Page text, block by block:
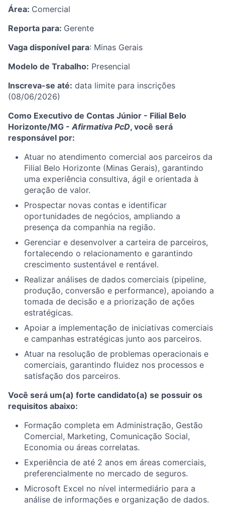
Área: Comercial
Reporta para: Gerente
Vaga disponível para: Minas Gerais
Modelo de Trabalho: Presencial
Inscreva-se até: data limite para inscrições
(08/06/2026)
Como Executivo de Contas Júnior - Filial Belo
Horizonte/MG -Afirmativa PcD, você será
responsável por:
Atuar no atendimento comercial aos parceiros da
Filial Belo Horizonte (Minas Gerais), garantindo
uma experiência consultiva, ágil e orientada à
geração de valor.
Prospectar novas contas e identificar
oportunidades de negócios, ampliando a
presença da companhia na região.
Gerenciar e desenvolver a carteira de parceiros,
fortalecendo o relacionamento e garantindo
crescimento sustentável e rentável.
Realizar análises de dados comerciais (pipeline,
produção, conversão e performance), apoiando a
tomada de decisão e a priorização de ações
estratégicas.
Apoiar a implementação de iniciativas comerciais
e campanhas estratégicas junto aos parceiros.
Atuar na resolução de problemas operacionais e
comerciais, garantindo fluidez nos processos e
satisfação dos parceiros.
Você será um(a) forte candidato(a) se possuir os
requisitos abaixo:
Formação completa em Administração, Gestão
Comercial, Marketing, Comunicação Social,
Economia ou áreas correlatas.
Experiência de até 2 anos em áreas comerciais,
preferencialmente no mercado de seguros.
Microsoft Excel no nível intermediário para a
análise de informações e organização de dados.